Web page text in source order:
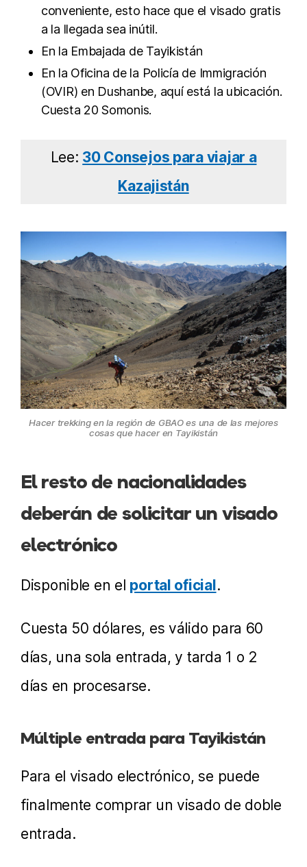
conveniente, esto hace que el visado gratis
a la llegada sea inútil.
En la Embajada de Tayikistán
En la Oficina de la Policía de Immigración
(OVIR) en Dushanbe, aquí está la ubicación.
Cuesta 20 Somonis.
Lee: 30 Consejos para viajar a
Kazajistán
Hacer trekking en la región de GBAO es una de las mejores
cosas que hacer en Tayikistán
El resto de nacionalidades
deberán de solicitar un visado
electrónico
Disponible en el portal oficial.
Cuesta 50 dólares, es válido para 60
días, una sola entrada, y tarda 1 o 2
días en procesarse.
Múltiple entrada para Tayikistán
Para el visado electrónico, se puede
finalmente comprar un visado de doble
entrada.